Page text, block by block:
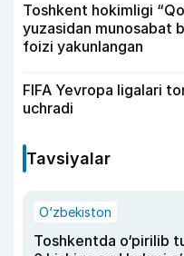
Toshkent hokimligi
yuzasidan munosabat
foizi yakunlangan
FIFA Yevropa ligalari
uchradi
Tavsiyalar
O‘zbekiston
Toshkentda o‘pirilib